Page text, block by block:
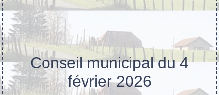
Conseil municipal du 4
février 2026